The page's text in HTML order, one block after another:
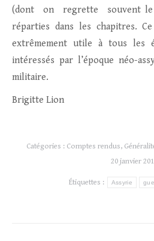
(dont on regrette souvent le
réparties dans les chapitres.
extrêmement utile à tous les
intéressés par l’époque néo-
militaire.
Brigitte Lion
Catégories : Comptes rendus,
20 janvier
Étiquettes : Assyrie